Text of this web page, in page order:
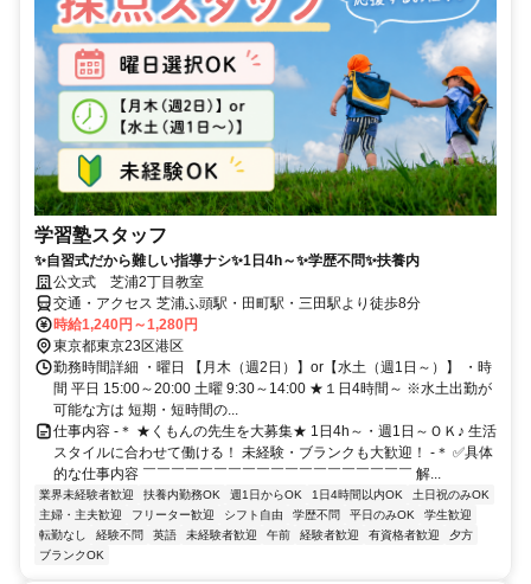
学習塾スタッフ
✨自習式だから難しい指導ナシ✨1日4h～✨学歴不問✨扶養内
公文式 芝浦2丁目教室
交通・アクセス 芝浦ふ頭駅・田町駅・三田駅より徒歩8分
時給1,240円～1,280円
東京都東京23区港区
勤務時間詳細 ・曜日 【月木（週2日）】or【水土（週1日～）】 ・時
間 平日 15:00～20:00 土曜 9:30～14:00 ★１日4時間～ ※水土出勤が
可能な方は 短期・短時間の...
仕事内容 -＊ ★くもんの先生を大募集★ 1日4h～・週1日～ＯＫ♪ 生活
スタイルに合わせて働ける！ 未経験・ブランクも大歓迎！ -＊ ✅具体
的な仕事内容 ￣￣￣￣￣￣￣￣￣￣￣￣￣￣￣￣￣￣￣ 解...
業界未経験者歓迎 扶養内勤務OK 週1日からOK 1日4時間以内OK
土日祝のみOK
主婦・主夫歓迎
フリーター歓迎 シフト自由 学歴不問 平日のみOK
学生歓迎
転勤なし
経験不問 英語 未経験者歓迎 午前 経験者歓迎 有資格者歓迎
夕方
ブランクOK